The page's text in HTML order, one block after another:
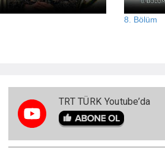
8. Bölüm
TRT TÜRK Youtube’da